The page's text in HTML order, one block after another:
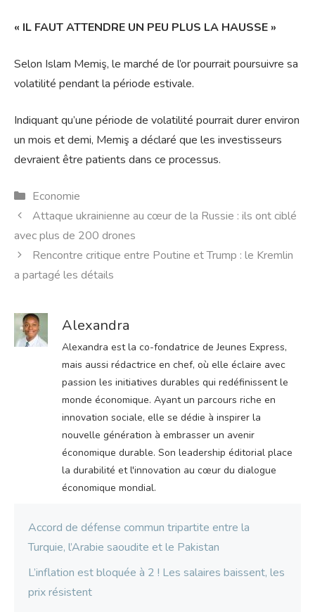
« IL FAUT ATTENDRE UN PEU PLUS LA HAUSSE »
Selon Islam Memiş, le marché de l’or pourrait poursuivre sa
volatilité pendant la période estivale.
Indiquant qu’une période de volatilité pourrait durer environ
un mois et demi, Memiş a déclaré que les investisseurs
devraient être patients dans ce processus.
Catégories
Economie
Attaque ukrainienne au cœur de la Russie : ils ont ciblé
avec plus de 200 drones
Rencontre critique entre Poutine et Trump : le Kremlin
a partagé les détails
Alexandra
Alexandra est la co-fondatrice de Jeunes Express,
mais aussi rédactrice en chef, où elle éclaire avec
passion les initiatives durables qui redéfinissent le
monde économique. Ayant un parcours riche en
innovation sociale, elle se dédie à inspirer la
nouvelle génération à embrasser un avenir
économique durable. Son leadership éditorial place
la durabilité et l'innovation au cœur du dialogue
économique mondial.
Accord de défense commun tripartite entre la
Turquie, l’Arabie saoudite et le Pakistan
L’inflation est bloquée à 2 ! Les salaires baissent, les
prix résistent